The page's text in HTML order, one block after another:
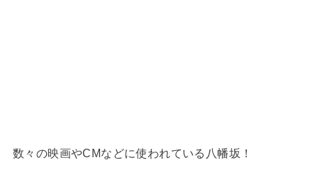
数々の映画やCMなどに使われている八幡坂！